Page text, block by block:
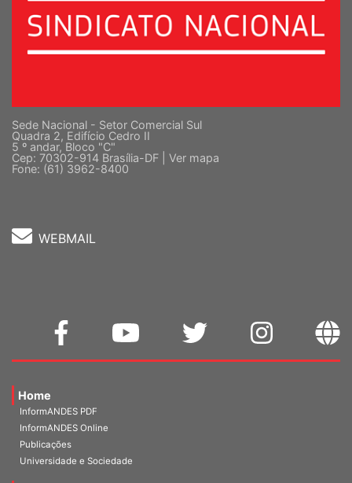
Sede Nacional - Setor Comercial Sul
Quadra 2, Edifício Cedro II
5 º andar, Bloco "C"
Cep: 70302-914 Brasília-DF | Ver mapa
Fone: (61) 3962-8400
WEBMAIL
Home
InformANDES PDF
InformANDES Online
Publicações
Universidade e Sociedade